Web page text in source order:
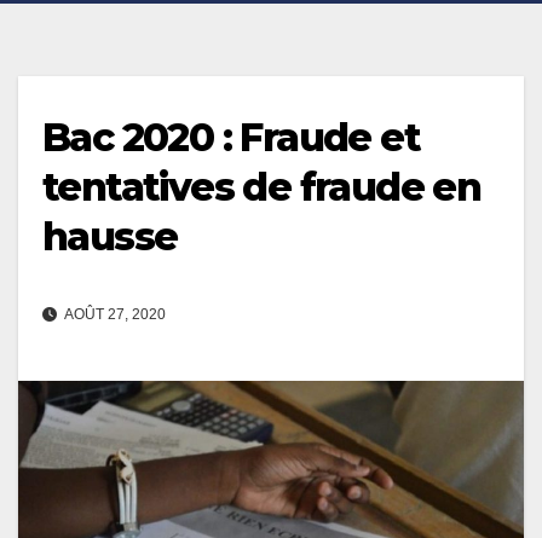
Bac 2020 : Fraude et
tentatives de fraude en
hausse
AOÛT 27, 2020